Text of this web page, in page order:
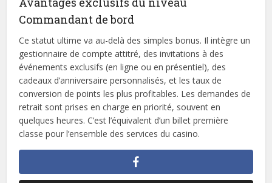
Commandant de bord
Ce statut ultime va au-delà des simples bonus. Il intègre un
gestionnaire de compte attitré, des invitations à des
événements exclusifs (en ligne ou en présentiel), des
cadeaux d’anniversaire personnalisés, et les taux de
conversion de points les plus profitables. Les demandes de
retrait sont prises en charge en priorité, souvent en
quelques heures. C’est l’équivalent d’un billet première
classe pour l’ensemble des services du casino.